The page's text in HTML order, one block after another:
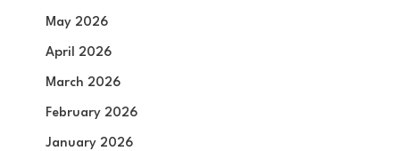
May 2026
April 2026
March 2026
February 2026
January 2026